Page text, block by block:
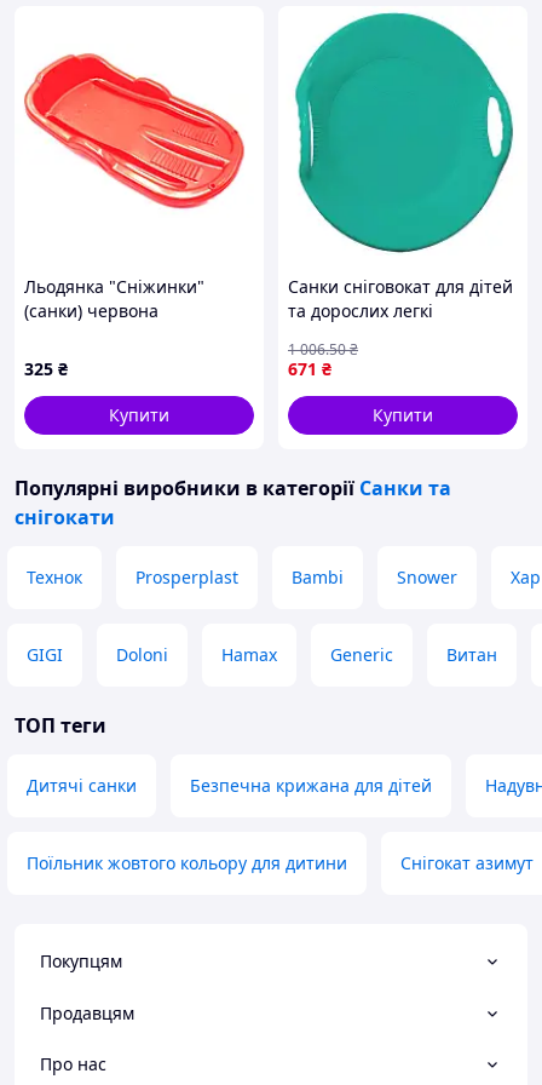
Льодянка "Сніжинки"
(санки) червона
325 ₴
Купити
Санки сніговокат для дітей
та дорослих легкі
зимового відпочинку на
вулиці 0.58 кг FLAME
671 ₴
1 006.50₴
Купити
Популярні виробники в категорії Санки та
снігокати
Технок Prosperplast Bambi Snower
GIGI Doloni Hamax Generic Витан
ТОП теги
Дитячі санки Безпечна крижана для дітей
Поїльник жовтого кольору для дитини Снігокат азимут
Покупцям
Продавцям
Про нас